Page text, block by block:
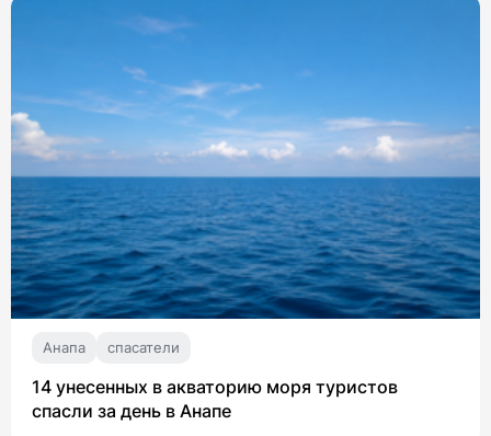
Анапа спасатели
14 унесенных в акваторию моря туристов
спасли за день в Анапе